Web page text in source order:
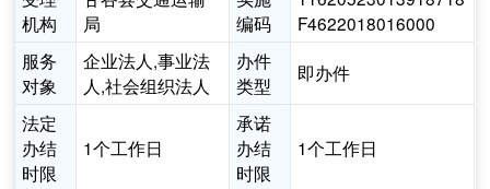
机构
局
编码
F4622018016000
服务
对象
企业法人,事业法
人,社会组织法人
办件
类型
即办件
法定
办结
时限
1个工作日
承诺
办结
时限
1个工作日